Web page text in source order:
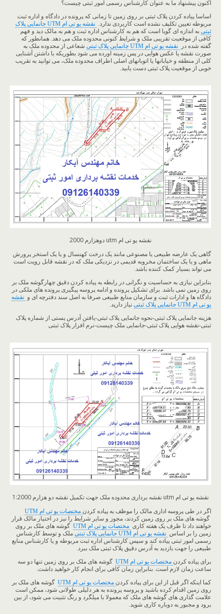
اکنون پیشنهاد ما به عنوان کارشناس رسمی امور ثبتی چیست؟
اساسا پیاده کردن پلاک ثبتی بر روی زمین تا زمانی که پرونده در دادگاه و اداره ثبت
مربوطه تعیین تکلیف نشده است کاربردی ندارد.
نقشه یو تی ام UTM جانمایی پلاک
ثبتی به اندازه ای گویا است که هم به کارشناس اداره ثبت و هم به مالک دید و فهم
کافی از موقعیت تقریبی ملک و شرایط کنونی محدوده ملک می دهد. همانطور که
گفته شده در
نقشه یو تی ام UTM جانمایی پلاک ثبتی
شعاعی از محدوده ملک به
صورت نقشه یا عکس هوایی در پس زمینه اورده می شود بطوریکه با داشتن آشنایی
کلی از منطقه و خیابانها یا اتوبانهای اصلی اطراف محدوده ملک، می توانید به تقریب
خوبی از موقعیت پلاک ثبتی دست یابید.
نقشه یو تی ام utm دوهزارم 2000
گاهی یک عارضه طبیعی یا مصنوعی مانند یک درخت کهنسال و یا یک استخر پرورش
ماهی و یا یک ساختمان مخروبه قدیمی در نزدیکی ملک که در نقشه قابل رویت است
می تواند بسیار کمک کننده باشد.
بنابراین نیازی به حساسیت و نگرانی در رابطه به پیاده کردن دقیق چهارگوشه ملک بر
روی زمین نمی باشد. برای تشکیل پرونده و ادامه پروسه پیگیری پرونده های ملکی در
دادگاه ها و ادارات ثبت و سازمان منابع طبیعی صرفا به اصل سند دفترچه ای و نقشه
یو تی ام UTM جانمایی پلاک ثبتی
نیاز دارید.
هزینه جانمایی پلاک ثبتی-نحوه جانمایی پلاک ثبتی-یافتن آدرس پستی از شماره پلاک
ثبتی-نقشه هوایی پلاک ثبتی-جانمایی ملک چیست-نرم افزار پلاک ثبتی
نقشه یو تی ام utm نقشه برداری محدوده ملک جهت تکمیل نقشه دو هزارم 1:2000
اگر در طی پروسه اداری مالک را موظف به پیاده کردن مختصات یو تی ام UTM
گوشه های ملک بر روی زمین کردند، مجوز و سایر شرایط را نیز در اختیار مالک قرار
خواهند داد تا ظرف یک هفته کاری مختصات یو تی ام UTM
گوشه های ملک بر روی
زمین را بر اساس نقشه یو تی ام UTM جانمایی پلاک ثبتی
ملک و توسط کارشناس
رسمی امور ثبتی پیاده کند و سپس کارشناس اداره ثبت مربوطه و یا کارشناس منابع
طبیعی را جهت بازدید به آدرس دقیق پلاک ثبتی ملک ببرد.
برای پیاده کردن مختصات یو تی ام UTM
گوشه های ملک بر روی زمین تنها دو سه
ساعت زمان لازم است. بنابراین زمان کافی برای انجام کار خواهید داشت.
کما اینکه اگر قبل از این برای پیاده کردن مختصات یو تی ام UTM
گوشه های ملک بر
روی زمین اقدام کرده باشید و پروسه پرونده به هر دلیلی طولانی شود، ممکن است
علامت گذاری های گوشه های ملک که معمولا با میلگرد و رنگ تثبیت می شود، از بین
برود و مجبور به دوباره کاری شوید.